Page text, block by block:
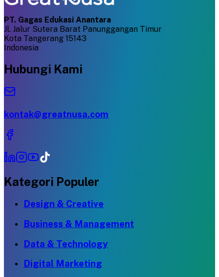
PT. Gagas Edukasi Anantara
Jl. Jalur Sutera Barat Panunggangan Timur
Kota Tangerang 15143
Indonesia
Hubungi Kami
kontak@greatnusa.com
Kategori Populer
Design & Creative
Business & Management
Data & Technology
Digital Marketing